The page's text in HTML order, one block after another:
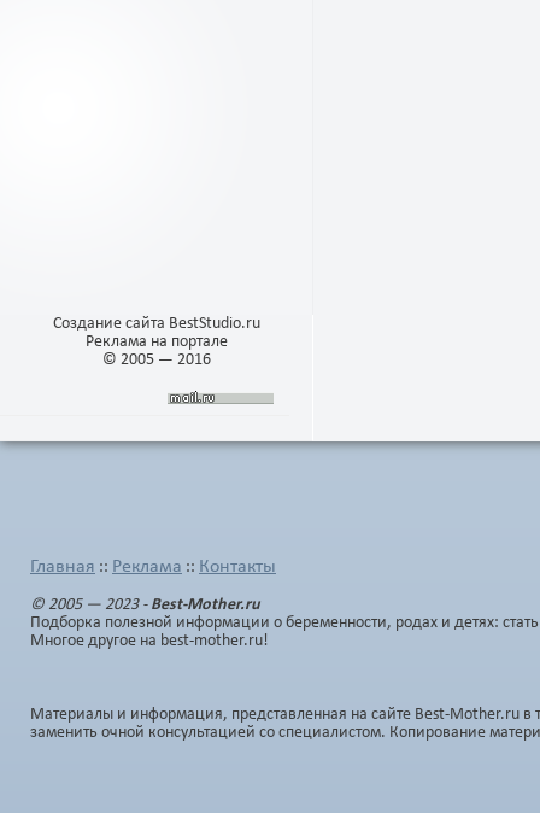
Создание сайта BestStudio.ru
Реклама на портале
© 2005 — 2016
Главная :: Реклама :: Контакты
© 2005 — 2023 - Best-Mother.ru
Подборка полезной информации о беременности, родах и детях:
Многое другое на best-mother.ru!
Материалы и информация, представленная на сайте Best-Mother.ru
заменить очной консультацией со специалистом. Копирование